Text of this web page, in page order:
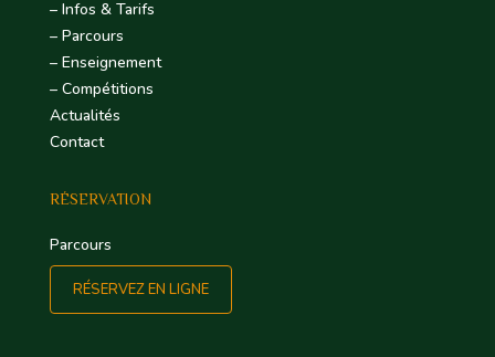
– Infos & Tarifs
– Parcours
– Enseignement
– Compétitions
Actualités
Contact
RÉSERVATION
Parcours
RÉSERVEZ EN LIGNE